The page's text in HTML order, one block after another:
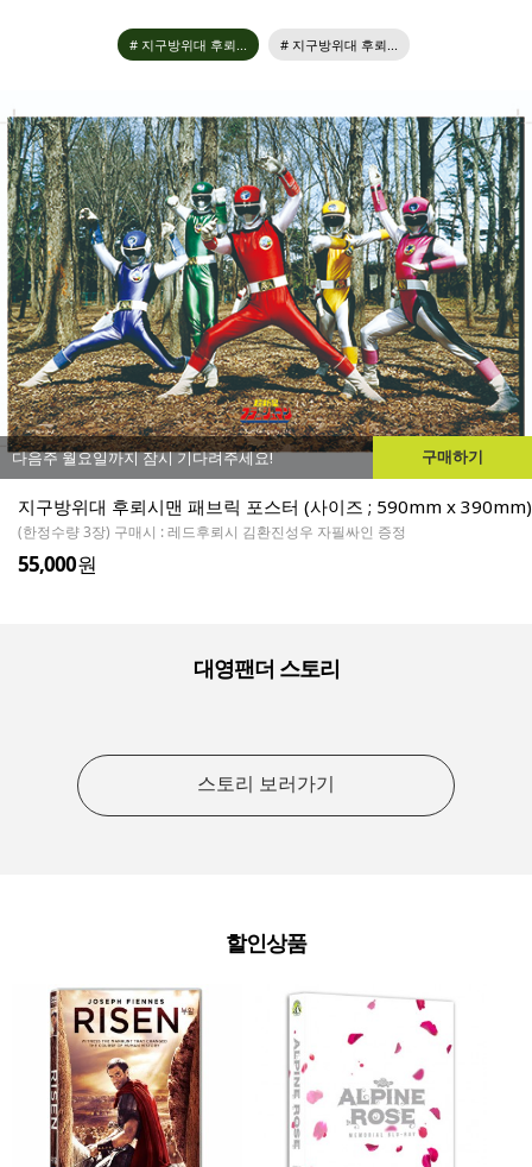
# 지구방위대 후뢰... # 지구방위대 후뢰...
다음주 월요일까지 잠시 기다려주세요! 구매하기
지구방위대 후뢰시맨 패브릭 포스터 (사이즈 ; 590mm x 390mm)
(한정수량 3장) 구매시 : 레드후뢰시 김환진성우 자필싸인 증정
55,000원
대영팬더 스토리
스토리 보러가기
할인상품